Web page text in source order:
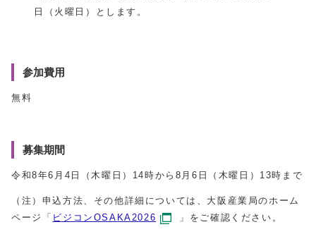
日（火曜日）とします。
参加費用
無料
募集期間
令和8年6月4日（木曜日）14時から8月6日（木曜日）13時まで
（注）申込方法、その他詳細については、大阪産業局のホーム
ページ「 ビジコンOSAKA2026 」をご確認ください。